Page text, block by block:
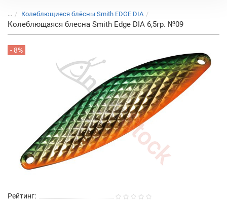
... Колеблющиеся блёсны Smith EDGE DIA
Колеблющаяся блесна Smith Edge DIA 6,5гр. №09
- 8%
Рейтинг: